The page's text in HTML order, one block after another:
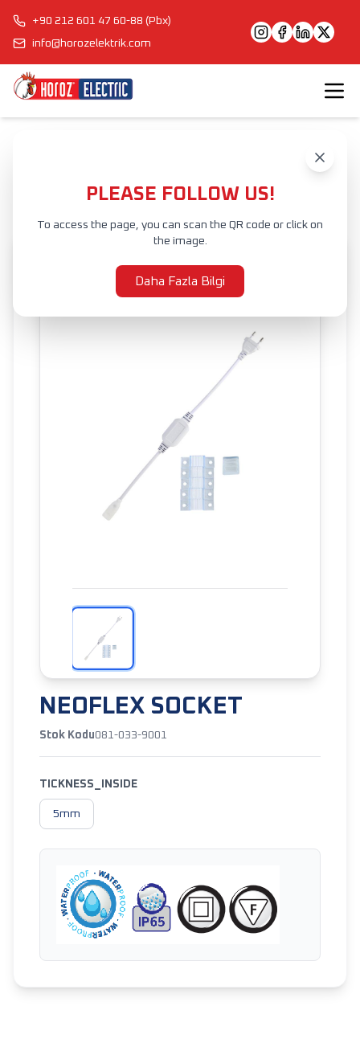
+90 212 601 47 60-88 (Pbx)
info@horozelektrik.com
PLEASE FOLLOW US!
To access the page, you can scan the QR code or click on
the image.
Daha Fazla Bilgi
SOKET SETLERİ
NEOFLEX SOCKET
NEOFLEX SOCKET
Stok Kodu081-033-9001
TICKNESS_INSIDE
5mm